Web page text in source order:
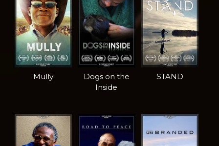
Mully
Dogs on the
Inside
STAND